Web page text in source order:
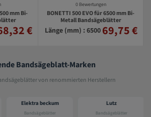
mm Bi-
€
0 Bewertungen
BONETTI 500 EVO für 6500 mm Bi-
Metall Bandsägeblätter
Länge (mm) : 6500 69,75 €
Bandsägeblatt-Marken
von renommierten Herstellern
Elektra beckum
Bandsägeblätter
Lutz
Bandsägeblätter